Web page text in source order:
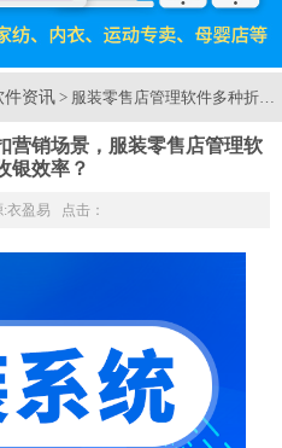
件资讯> 服装零售店管理软件多种折
营销场景，服装零售店管理软
银效率？
衣盈易 点击：